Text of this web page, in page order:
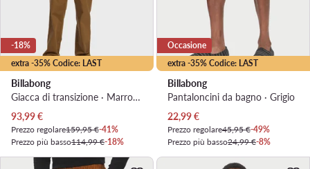
extra -35% Codice: LAST
-18%
Billabong
Giacca di transizione · Marrone
Prezzo attuale
93,99€
Prezzo regolare159,95 €-41%
Prezzo più basso114,99 €-18%
extra -35% Codice: LAST
Occasione
Billabong
Pantaloncini da bagno · Grigio
Prezzo attuale
22,99€
Prezzo regolare45,95 €-49%
Prezzo più basso24,99 €-8%